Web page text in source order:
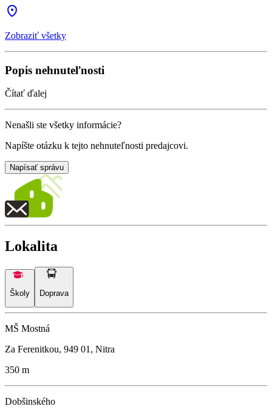
Zobraziť všetky
Popis nehnuteľnosti
Čítať ďalej
Nenašli ste všetky informácie?
Napíšte otázku k tejto nehnuteľnosti predajcovi.
Napísať správu
Lokalita
Školy Doprava
MŠ Mostná
Za Ferenitkou, 949 01, Nitra
350 m
Dobšinského